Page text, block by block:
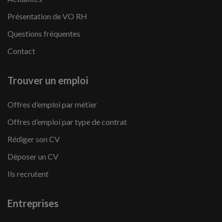
Présentation de VO RH
Questions fréquentes
Contact
Trouver un emploi
Offres d’emploi par métier
Offres d’emploi par type de contrat
Rédiger son CV
Déposer un CV
Ils recrutent
Entreprises